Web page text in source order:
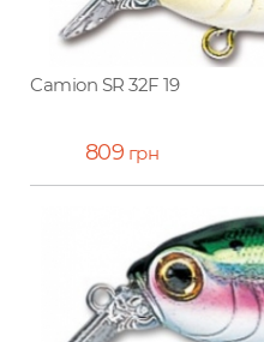
Camion SR 32F 19
809 грн